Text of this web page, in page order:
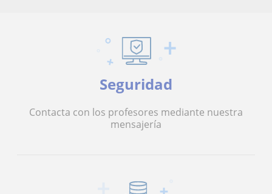
Seguridad
Contacta con los profesores mediante nuestra
mensajería